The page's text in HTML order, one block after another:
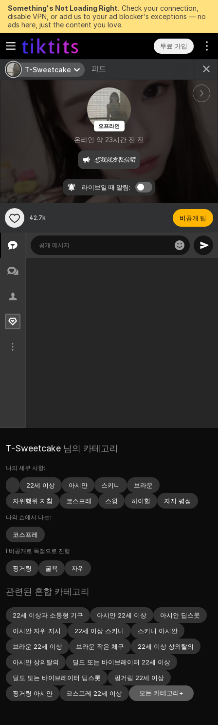
Something's Not Loading Right. Check your connection,
disable VPN, or add us to your ad blocker's exceptions — no
ads here, just the content you love.
무료 가입
T-Sweetcake 피드
오프라인
온라인 약 23시간 전 전
想我就发私信哦
라이브일 때 알림:
42.7k 비공개 팁
T-Sweetcake 님의 카테고리
나의 세부 사항:
22세 이상 아시안 스키니
브라운
자위행위 지침
코스프레 스윙 하이힐 자지 평점
나의 쇼에서 나는:
코스프레
I 비공개로 독점으로 진행
핑거링 굴욕 자위
관련된 혼합 카테고리
22세 이상과 소통형 기구 아시안 22세 이상
아시안 딥스롯
아시안 자위 지시
22세 이상 스키니
스키니 아시안
브라운 22세 이상
브라운 작은 체구
22세 이상 상의탈의
아시안 상의탈의
딜도 또는 바이브레이터 22세 이상
딜도 또는 바이브레이터 딥스롯
핑거링 22세 이상
핑거링 아시안
코스프레 22세 이상 모든 카테고리+